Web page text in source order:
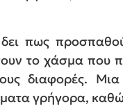
πως
το χάσμα που
διαφορές. Μια
γρήγορα,